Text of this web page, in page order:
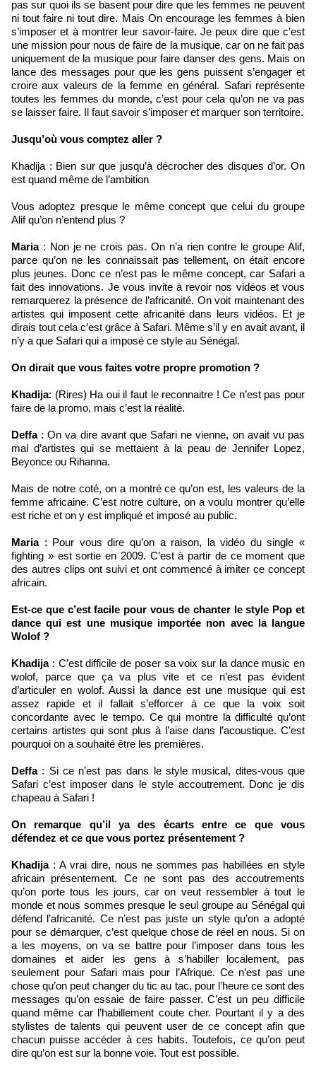
pas sur quoi ils se basent pour dire que les femmes ne peuvent
ni tout faire ni tout dire. Mais On encourage les femmes à bien
s’imposer et à montrer leur savoir-faire. Je peux dire que c’est
une mission pour nous de faire de la musique, car on ne fait pas
uniquement de la musique pour faire danser des gens. Mais on
lance des messages pour que les gens puissent s’engager et
croire aux valeurs de la femme en général. Safari représente
toutes les femmes du monde, c’est pour cela qu’on ne va pas
se laisser faire. Il faut savoir s’imposer et marquer son territoire.
Jusqu’où vous comptez aller ?
Khadija : Bien sur que jusqu’à décrocher des disques d’or. On
est quand même de l’ambition
Vous adoptez presque le même concept que celui du groupe
Alif qu’on n’entend plus ?
Maria : Non je ne crois pas. On n’a rien contre le groupe Alif,
parce qu’on ne les connaissait pas tellement, on était encore
plus jeunes. Donc ce n’est pas le même concept, car Safari a
fait des innovations. Je vous invite à revoir nos vidéos et vous
remarquerez la présence de l’africanité. On voit maintenant des
artistes qui imposent cette africanité dans leurs vidéos. Et je
dirais tout cela c’est grâce à Safari. Même s’il y en avait avant, il
n’y a que Safari qui a imposé ce style au Sénégal.
On dirait que vous faites votre propre promotion ?
Khadija: (Rires) Ha oui il faut le reconnaitre ! Ce n’est pas pour
faire de la promo, mais c’est la réalité.
Deffa : On va dire avant que Safari ne vienne, on avait vu pas
mal d’artistes qui se mettaient à la peau de Jennifer Lopez,
Beyonce ou Rihanna.
Mais de notre coté, on a montré ce qu’on est, les valeurs de la
femme africaine. C’est notre culture, on a voulu montrer qu’elle
est riche et on y est impliqué et imposé au public.
Maria : Pour vous dire qu’on a raison, la vidéo du single «
fighting » est sortie en 2009. C’est à partir de ce moment que
des autres clips ont suivi et ont commencé à imiter ce concept
africain.
Est-ce que c’est facile pour vous de chanter le style Pop et
dance qui est une musique importée non avec la langue
Wolof ?
Khadija : C’est difficile de poser sa voix sur la dance music en
wolof, parce que ça va plus vite et ce n’est pas évident
d’articuler en wolof. Aussi la dance est une musique qui est
assez rapide et il fallait s’efforcer à ce que la voix soit
concordante avec le tempo. Ce qui montre la difficulté qu’ont
certains artistes qui sont plus à l’aise dans l’acoustique. C’est
pourquoi on a souhaité être les premières.
Deffa : Si ce n’est pas dans le style musical, dites-vous que
Safari c’est imposer dans le style accoutrement. Donc je dis
chapeau à Safari !
On remarque qu’il ya des écarts entre ce que vous
défendez et ce que vous portez présentement ?
Khadija : A vrai dire, nous ne sommes pas habillées en style
africain présentement. Ce ne sont pas des accoutrements
qu’on porte tous les jours, car on veut ressembler à tout le
monde et nous sommes presque le seul groupe au Sénégal qui
défend l’africanité. Ce n’est pas juste un style qu’on a adopté
pour se démarquer, c’est quelque chose de réel en nous. Si on
a les moyens, on va se battre pour l’imposer dans tous les
domaines et aider les gens à s’habiller localement, pas
seulement pour Safari mais pour l’Afrique. Ce n’est pas une
chose qu’on peut changer du tic au tac, pour l’heure ce sont des
messages qu’on essaie de faire passer. C’est un peu difficile
quand même car l’habillement coute cher. Pourtant il y a des
stylistes de talents qui peuvent user de ce concept afin que
chacun puisse accéder à ces habits. Toutefois, ce qu’on peut
dire qu’on est sur la bonne voie. Tout est possible.